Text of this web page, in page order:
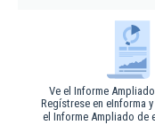
Ve el Informe
Regístrese en eInforma
el Informe Ampliado de